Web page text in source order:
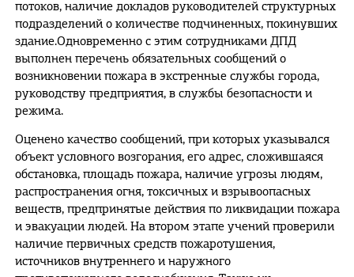
потоков, наличие докладов руководителей структурных
подразделений о количестве подчиненных, покинувших
здание.Одновременно с этим сотрудниками ДПД
выполнен перечень обязательных сообщений о
возникновении пожара в экстренные службы города,
руководству предприятия, в службы безопасности и
режима.
Оценено качество сообщений, при которых указывался
объект условного возгорания, его адрес, сложившаяся
обстановка, площадь пожара, наличие угрозы людям,
распространения огня, токсичных и взрывоопасных
веществ, предпринятые действия по ликвидации пожара
и эвакуации людей. На втором этапе учений проверили
наличие первичных средств пожаротушения,
источников внутреннего и наружного